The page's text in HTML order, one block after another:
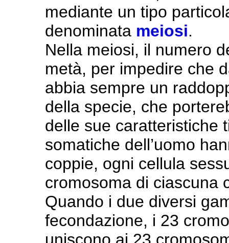
mediante un tipo
denominata meiosi.
Nella meiosi, il numero
metà, per impedire che
abbia sempre un
della specie, che
delle sue caratteristiche
somatiche dell’uomo
coppie, ogni cellula
cromosoma di ciascuna
Quando i due diversi
fecondazione, i 23